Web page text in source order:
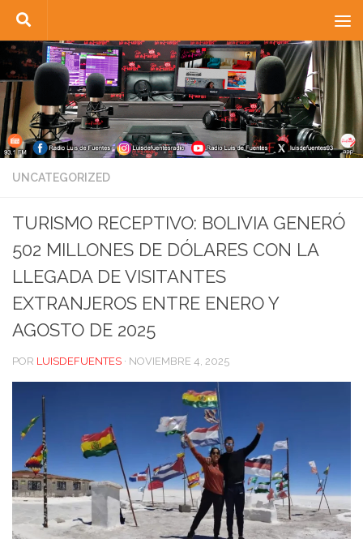
Saltar al contenido
UNCATEGORIZED
TURISMO RECEPTIVO: BOLIVIA GENERÓ
502 MILLONES DE DÓLARES CON LA
LLEGADA DE VISITANTES
EXTRANJEROS ENTRE ENERO Y
AGOSTO DE 2025
POR LUISDEFUENTES · NOVIEMBRE 4, 2025